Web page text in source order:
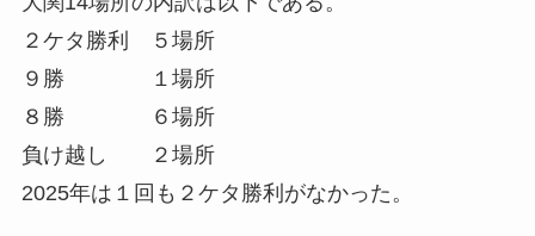
２ケタ勝利 ５場所
９勝 １場所
８勝 ６場所
負け越し ２場所
2025年は１回も２ケタ勝利がなかった。